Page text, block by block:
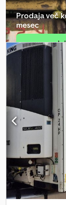
povsem enaka
Prodaja več
mesec